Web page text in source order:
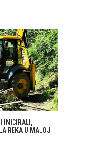
INICIRALI,
REKA U MALOJ